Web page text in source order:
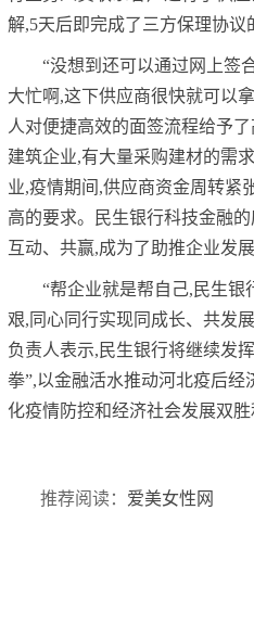
解,5天后即完成了三方保理协议
“没想到还可以通过网上签
大忙啊,这下供应商很快就可以
人对便捷高效的面签流程给予
建筑企业,有大量采购建材的需
业,疫情期间,供应商资金周转紧
高的要求。民生银行科技金融
互动、共赢,成为了助推企业发展
“帮企业就是帮自己,民生
艰,同心同行实现同成长、共发
负责人表示,民生银行将继续发
拳”,以金融活水推动河北疫后
化疫情防控和经济社会发展双胜
推荐阅读： 爱美女性网